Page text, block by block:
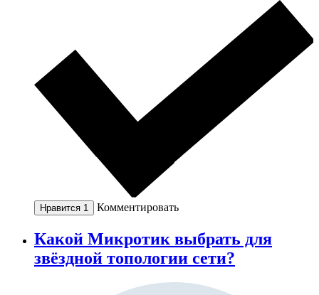
Нравится 1 Комментировать
Какой Микротик выбрать для
звёздной топологии сети?